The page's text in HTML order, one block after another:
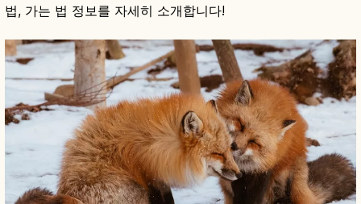
법, 가는 법 정보를 자세히 소개합니다!